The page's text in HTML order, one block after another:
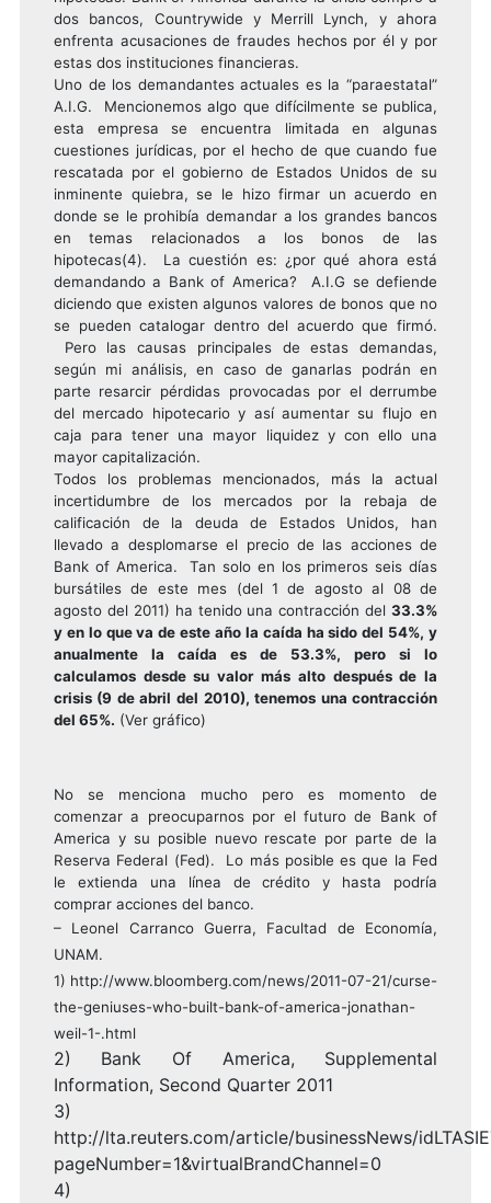
dos bancos, Countrywide y Merrill Lynch, y ahora
enfrenta acusaciones de fraudes hechos por él y por
estas dos instituciones financieras.
Uno de los demandantes actuales es la “paraestatal”
A.I.G. Mencionemos algo que difícilmente se publica,
esta empresa se encuentra limitada en algunas
cuestiones jurídicas, por el hecho de que cuando fue
rescatada por el gobierno de Estados Unidos de su
inminente quiebra, se le hizo firmar un acuerdo en
donde se le prohibía demandar a los grandes bancos
en temas relacionados a los bonos de las
hipotecas(4). La cuestión es: ¿por qué ahora está
demandando a Bank of America? A.I.G se defiende
diciendo que existen algunos valores de bonos que no
se pueden catalogar dentro del acuerdo que firmó.
Pero las causas principales de estas demandas,
según mi análisis, en caso de ganarlas podrán en
parte resarcir pérdidas provocadas por el derrumbe
del mercado hipotecario y así aumentar su flujo en
caja para tener una mayor liquidez y con ello una
mayor capitalización.
Todos los problemas mencionados, más la actual
incertidumbre de los mercados por la rebaja de
calificación de la deuda de Estados Unidos, han
llevado a desplomarse el precio de las acciones de
Bank of America. Tan solo en los primeros seis días
bursátiles de este mes (del 1 de agosto al 08 de
agosto del 2011) ha tenido una contracción del33.3%
y en lo que va de este año la caída ha sido del 54%, y
anualmente la caída es de 53.3%, pero si lo
calculamos desde su valor más alto después de la
crisis (9 de abril del 2010), tenemos una contracción
del 65%. (Ver gráfico)
No se menciona mucho pero es momento de
comenzar a preocuparnos por el futuro de Bank of
America y su posible nuevo rescate por parte de la
Reserva Federal (Fed). Lo más posible es que la Fed
le extienda una línea de crédito y hasta podría
comprar acciones del banco.
– Leonel Carranco Guerra, Facultad de Economía,
UNAM.
1) http://www.bloomberg.com/news/2011-07-21/curse-
the-geniuses-who-built-bank-of-america-jonathan-
weil-1-.html
2) Bank Of America, Supplemental
Information, Second Quarter 2011
3)
http://lta.reuters.com/article/businessNews/
pageNumber=1&virtualBrandChannel=0
4)